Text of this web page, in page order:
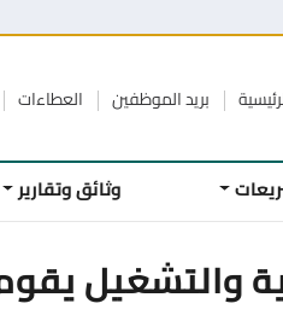
بريد الموظفين العطاءات
وثائق وتقارير
والتشغيل